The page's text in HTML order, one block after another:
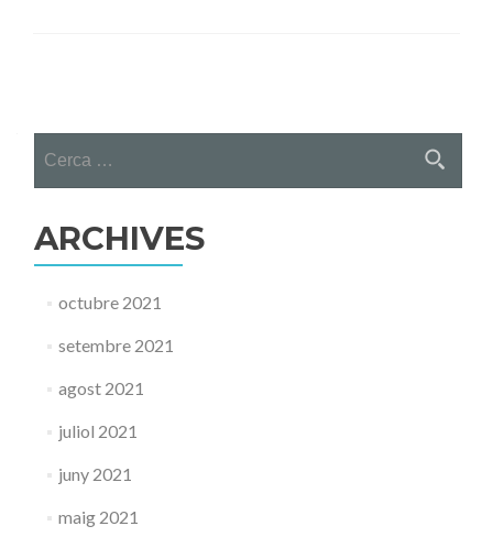
navigation
ARCHIVES
octubre 2021
setembre 2021
agost 2021
juliol 2021
juny 2021
maig 2021